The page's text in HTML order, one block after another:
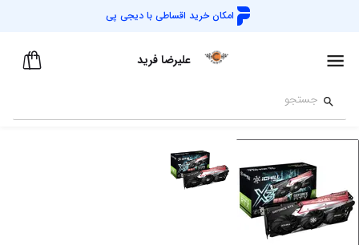
امکان خرید اقساطی با دیجی پی
علیرضا فرید